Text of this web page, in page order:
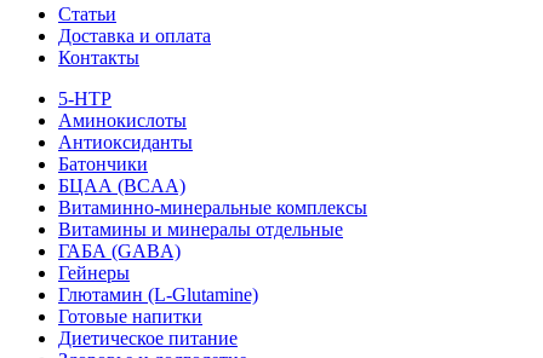
Статьи
Доставка и оплата
Контакты
5-HTP
Аминокислоты
Антиоксиданты
Батончики
БЦАА (BCAA)
Витаминно-минеральные комплексы
Витамины и минералы отдельные
ГАБА (GABA)
Гейнеры
Глютамин (L-Glutamine)
Готовые напитки
Диетическое питание